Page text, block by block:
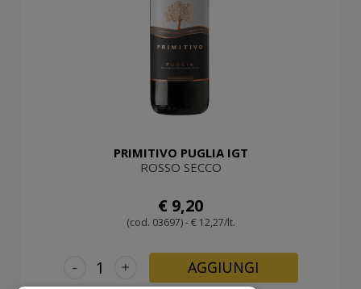
PRIMITIVO PUGLIA IGT
ROSSO SECCO
€ 9,20
(cod. 03697) - € 12,27/lt.
+
- AGGIUNGI